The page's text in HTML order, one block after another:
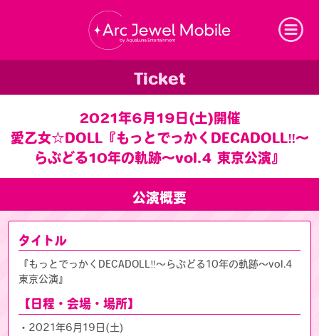
Ticket
2021年6月19日(土)開催
愛乙女☆DOLL『もっとでっかくDECADOLL‼～
らぶどる10年の軌跡～vol.4 東京公演』
公演概要
タイトル
『もっとでっかくDECADOLL‼～らぶどる10年の軌跡～vol.4
東京公演』
【日程・会場・場所】
・2021年6月19日(土)